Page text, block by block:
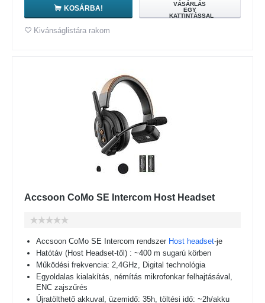
KOSÁRBA!
VÁSÁRLÁS
EGY
KATTINTÁSSAL
Kivánságlistára rakom
Accsoon CoMo SE Intercom Host Headset
Accsoon CoMo SE Intercom rendszer Host headset-je
Hatótáv (Host Headset-től) : ~400 m sugarú körben
Működési frekvencia: 2,4GHz, Digital technológia
Egyoldalas kialakítás, némítás mikrofonkar felhajtásával,
ENC zajszűrés
Újratölthető akkuval, üzemidő: 35h, töltési idő: ~2h/akku